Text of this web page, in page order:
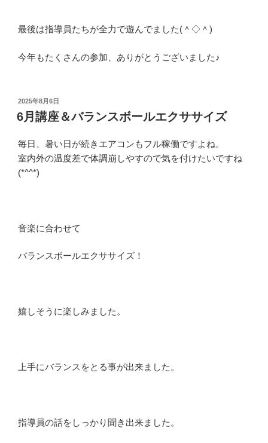
最後は指導員たちが全力で遊んでました(＾◇＾)
今年もたくさんの参加、ありがとうございました♪
投
稿
日:
2025年8月6日
6月講座＆バランスボールエクササイズ
毎日、暑い日が続きエアコンもフル稼働ですよね。
室内外の温度差で体調崩しやすので気を付けたいですね
(*^^*)
音楽に合わせて
バランスボールエクササイズ！
嬉しそうに楽しみました。
上手にバランスをとる事が出来ました。
指導員の話をしっかり聞き出来ました。